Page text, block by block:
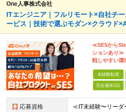
One人事株式会社
ITエンジニア｜フルリモート×自社チ
ービス｜技術で選ぶモダン×クラウド
≪SESから
ションあり≫
戦しやすい環
未経験歓迎
完全週休2日
応募資格